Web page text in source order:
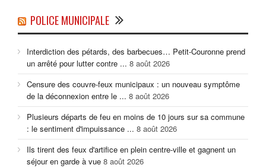
POLICE MUNICIPALE
Interdiction des pétards, des barbecues… Petit-Couronne prend
un arrêté pour lutter contre ... 8 août 2026
Censure des couvre-feux municipaux : un nouveau symptôme
de la déconnexion entre le ... 8 août 2026
Plusieurs départs de feu en moins de 10 jours sur sa commune
: le sentiment d'impuissance ... 8 août 2026
Ils tirent des feux d'artifice en plein centre-ville et gagnent un
séjour en garde à vue 8 août 2026